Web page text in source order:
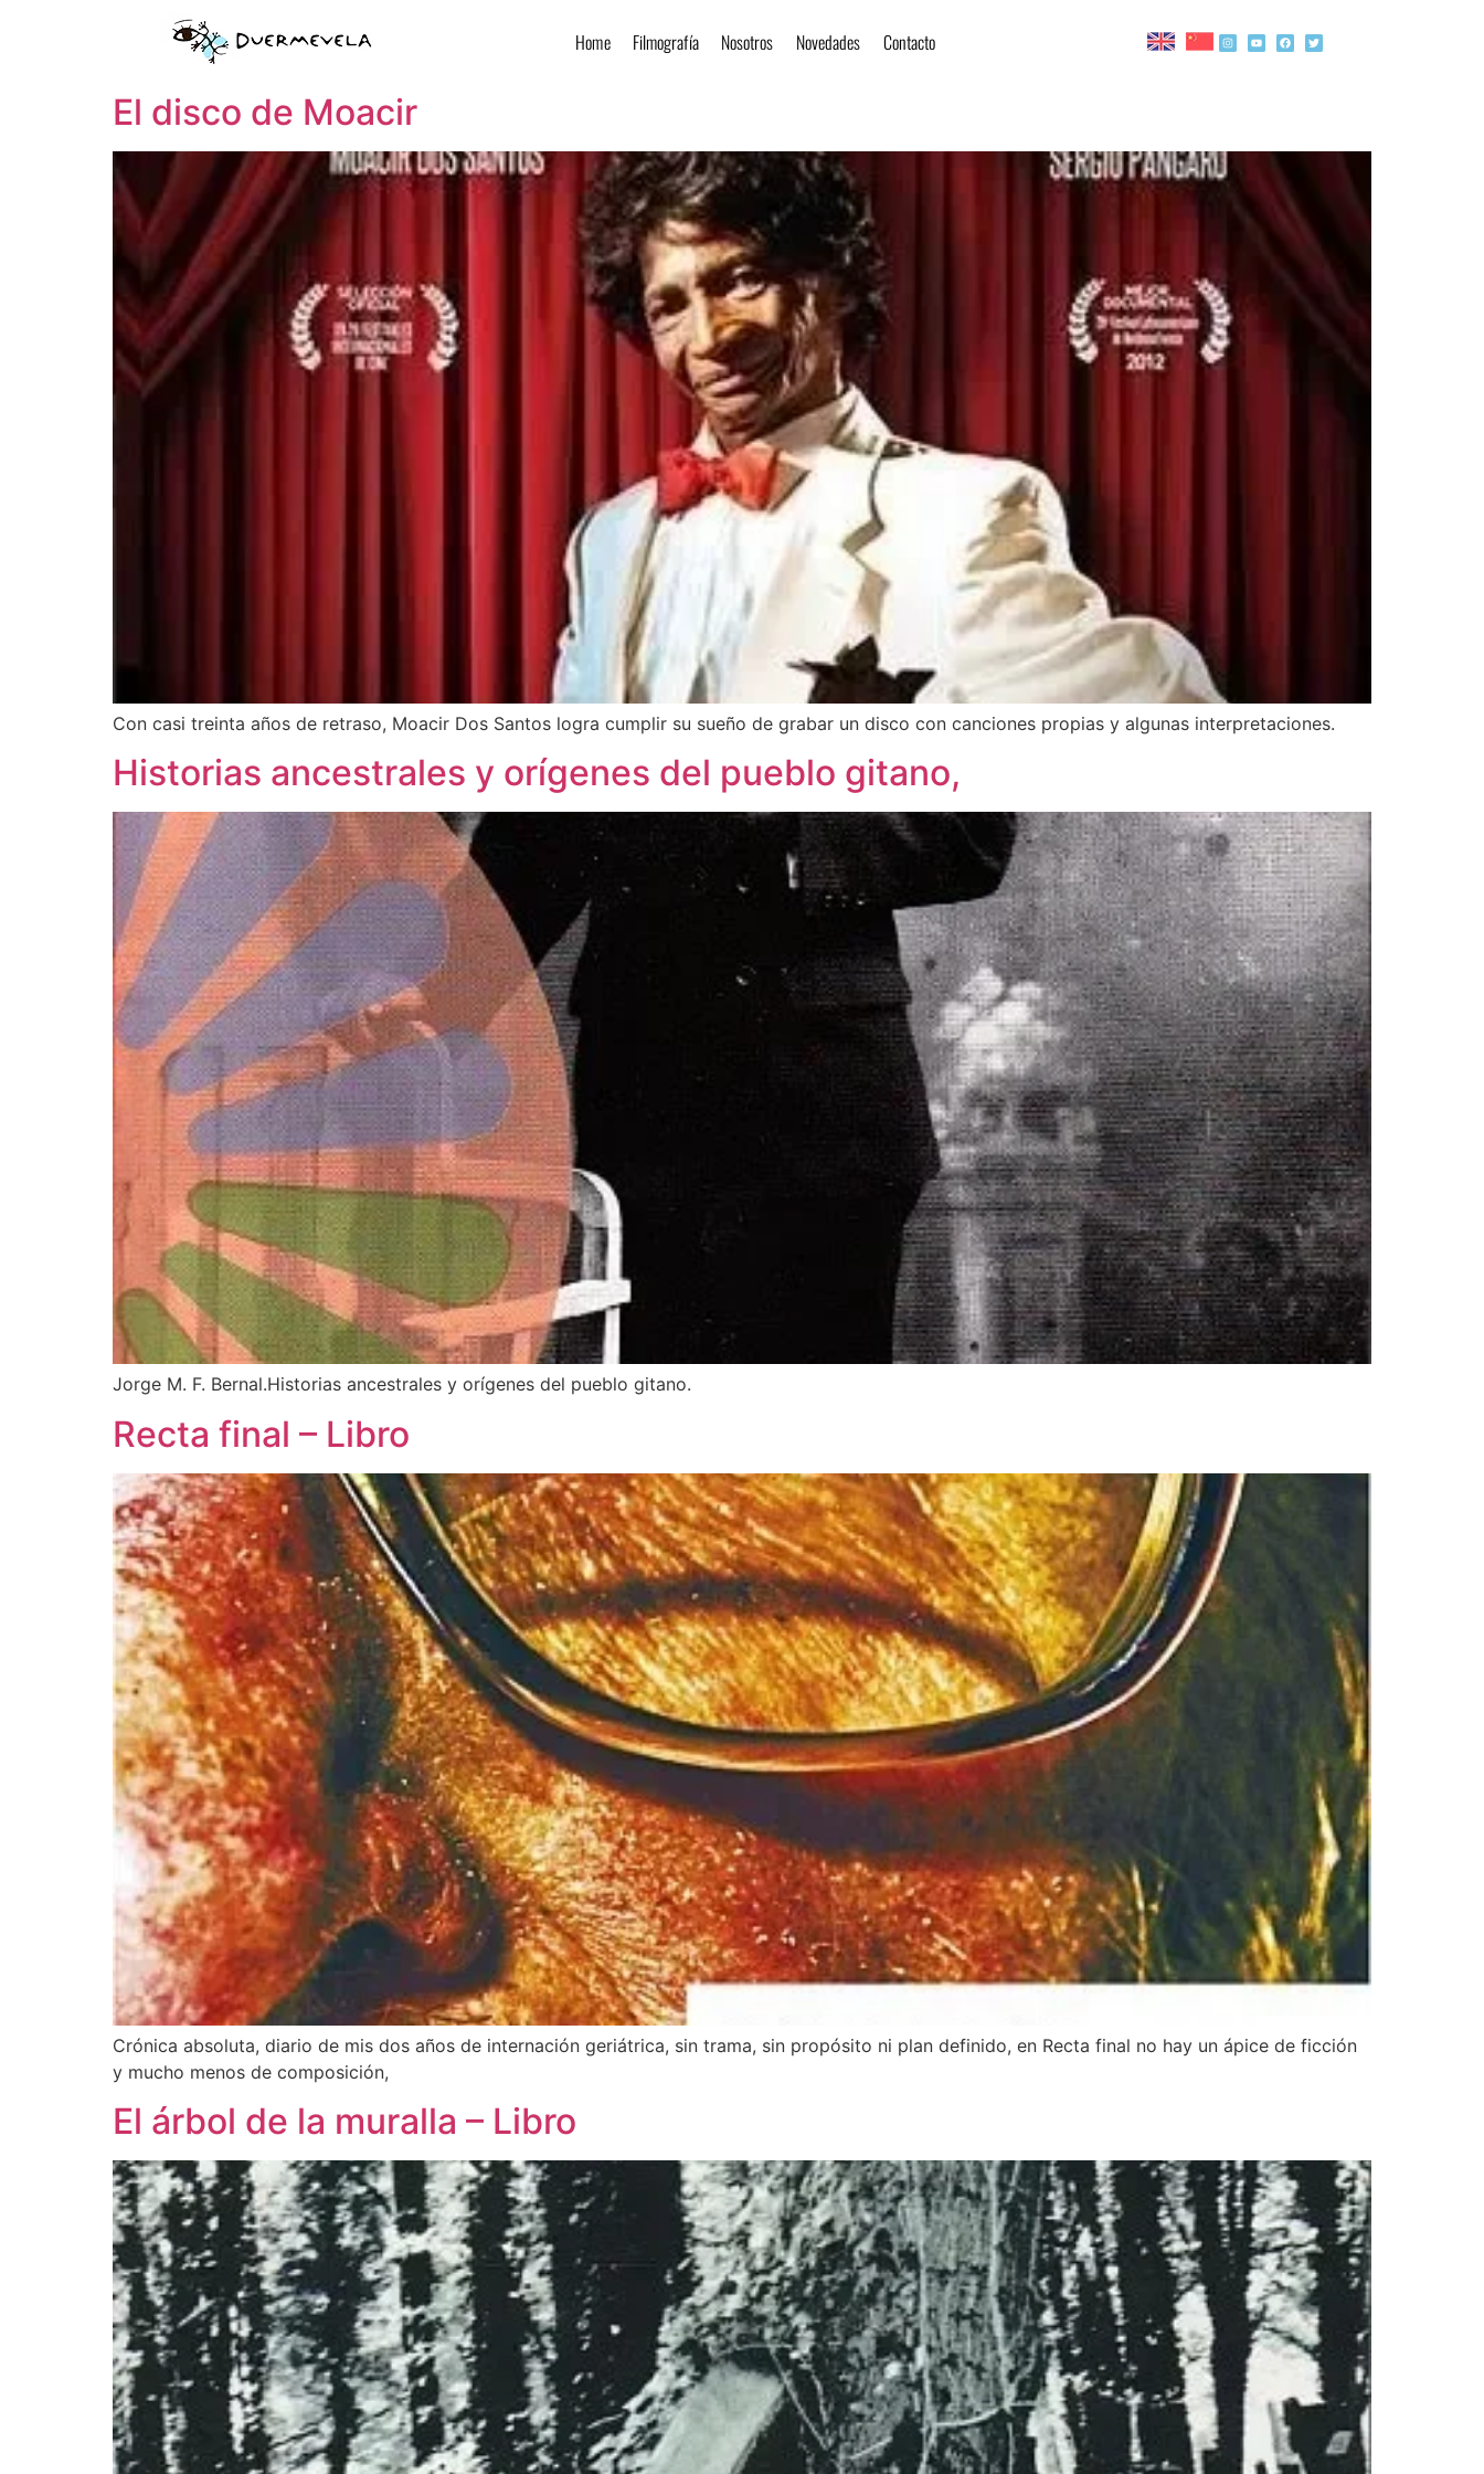
Home Filmografía Nosotros Novedades Contacto
El disco de Moacir
Con casi treinta años de retraso, Moacir Dos Santos logra cumplir su sueño de grabar un disco con canciones propias y algunas interpretaciones.
Historias ancestrales y orígenes del pueblo gitano,
Jorge M. F. Bernal.Historias ancestrales y orígenes del pueblo gitano.
Recta final – Libro
Crónica absoluta, diario de mis dos años de internación geriátrica, sin trama, sin propósito ni plan definido, en Recta final no hay un ápice de ficción
y mucho menos de composición,
El árbol de la muralla – Libro